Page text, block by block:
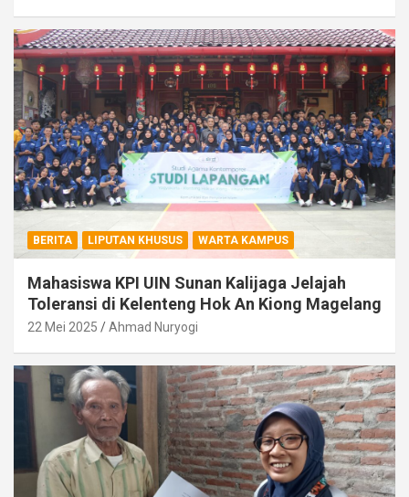
BERITA LIPUTAN KHUSUS WARTA KAMPUS
Mahasiswa KPI UIN Sunan Kalijaga Jelajah
Toleransi di Kelenteng Hok An Kiong Magelang
22 Mei 2025 Ahmad Nuryogi